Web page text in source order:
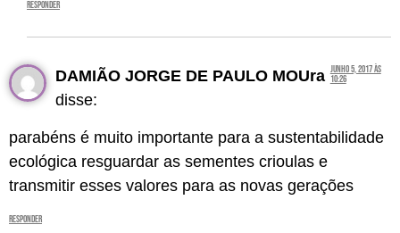
Responder
DAMIÃO JORGE DE PAULO MOUra
disse:
junho 5, 2017 às
10:26
parabéns é muito importante para a sustentabilidade
ecológica resguardar as sementes crioulas e
transmitir esses valores para as novas gerações
Responder